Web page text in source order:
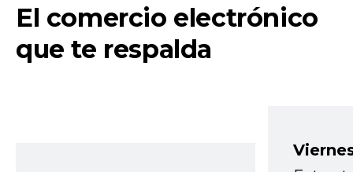
El comercio electrónico
que te respalda